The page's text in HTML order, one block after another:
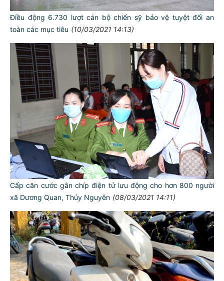
Điều động 6.730 lượt cán bộ chiến sỹ bảo vệ tuyệt đối an
toàn các mục tiêu (10/03/2021 14:13)
Cấp căn cước gắn chíp điện tử lưu động cho hơn 800 người
xã Dương Quan, Thủy Nguyên (08/03/2021 14:11)